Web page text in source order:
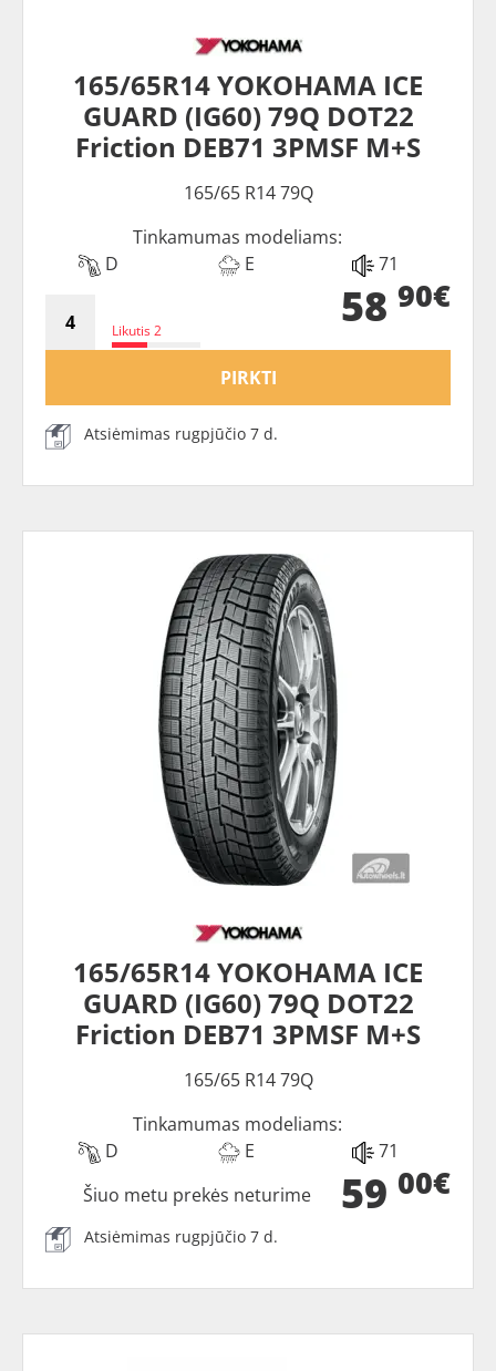
165/65R14 YOKOHAMA ICE
GUARD (IG60) 79Q DOT22
Friction DEB71 3PMSF M+S
165/65 R14 79Q
Tinkamumas modeliams:
D
E 71
Likutis 2 58 90€
PIRKTI
Atsiėmimas rugpjūčio 7 d.
165/65R14 YOKOHAMA ICE
GUARD (IG60) 79Q DOT22
Friction DEB71 3PMSF M+S
165/65 R14 79Q
Tinkamumas modeliams:
D
E 71
59 00€
Šiuo metu prekės neturime
Atsiėmimas rugpjūčio 7 d.